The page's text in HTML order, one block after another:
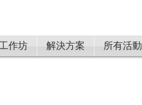
作坊 解決方案 所有活動